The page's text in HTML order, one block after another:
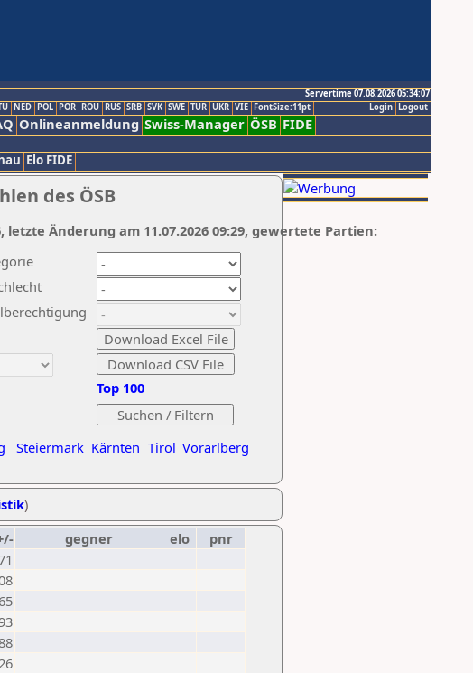
Servertime 07.08.2026 05:34:07
Logout
Login
NED POL POR ROU RUS SRB SVK SWE TUR UKR VIE FontSize:11pt
Onlineanmeldung Swiss-Manager ÖSB FIDE
Elo FIDE
des ÖSB
Steiermark Kärnten Tirol Vorarlberg
Top 100
letzte Änderung am 11.07.2026 09:29, gewertete Partien:
)
gegner elo
pnr